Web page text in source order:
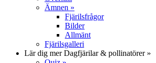
Ämnen »
Fjärilsfrågor
Bilder
Allmänt
Fjärilsgalleri
Lär dig merDagfjärilar & pollinatörer»